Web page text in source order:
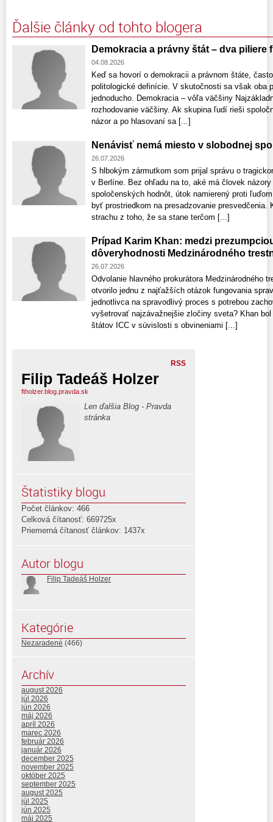
Ďalšie články od tohto blogera
Demokracia a právny štát – dva
04.08.2026
Keď sa hovorí o demokracii a právnom štáte,
politologické definície. V skutočnosti sa však oba
jednoducho. Demokracia – vôľa väčšiny
rozhodovanie väčšiny. Ak skupina ľudí rieši
názor a po hlasovaní sa [...]
Nenávisť nemá miesto v slobodnej
26.07.2026
S hlbokým zármutkom som prijal správu o
v Berlíne. Bez ohľadu na to, aké má človek
spoločenských hodnôt, útok namierený proti
byť prostriedkom na presadzovanie
strachu z toho, že sa stane terčom [...]
Prípad Karim Khan: medzi
dôveryhodnosti Medzinárodného
26.07.2026
Odvolanie hlavného prokurátora Medzinárodného
otvorilo jednu z najťažších otázok fungovania
jednotlivca na spravodlivý proces s potrebou
vyšetrovať najzávažnejšie zločiny sveta? Khan
štátov ICC v súvislosti s obvineniami [...]
RSS
Filip Tadeáš Holzer
ftholzer.blog.pravda.sk
Len ďalšia Blog - Pravda
stránka
Štatistiky blogu
Počet článkov: 466
Celková čítanosť: 669725x
Priemerná čítanosť článkov: 1437x
Autor blogu
Filip Tadeáš Holzer
Kategórie
Nezaradené (466)
Archív
august 2026
júl 2026
jún 2026
máj 2026
apríl 2026
marec 2026
február 2026
január 2026
december 2025
november 2025
október 2025
september 2025
august 2025
júl 2025
jún 2025
máj 2025